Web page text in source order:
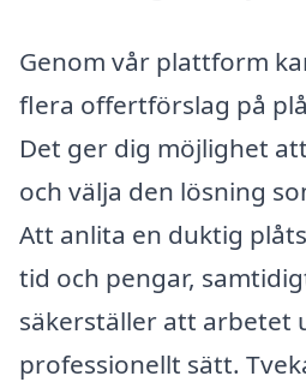
Genom vår plattform
flera offertförslag på
Det ger dig möjlighet
och välja den lösning
Att anlita en duktig
tid och pengar,
säkerställer att arbetet
professionellt sätt.